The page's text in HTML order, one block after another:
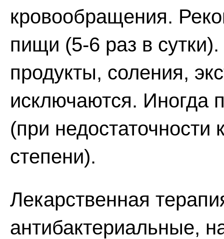
кровообращения.
пищи (5-6 раз в
продукты, соления,
исключаются. Иногда
(при
степени).
Лекарственная
антибактериальные,